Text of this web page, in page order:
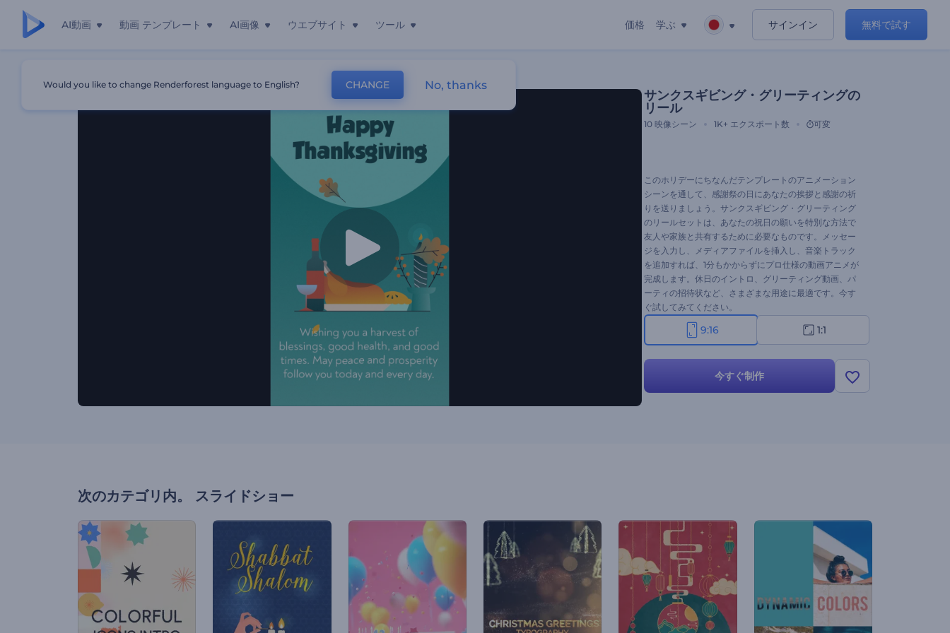
AI動画 動画 テンプレート AI画像 ウエブサイト ツール 価格 学ぶ サインイン 無料で試す
サンクスギビング・グリーティングのリール
サンクスギビング・グリーティングの
リール
10 映像シーン 1K+ エクスポート数 可変
このホリデーにちなんだテンプレートのアニメーション
シーンを通して、感謝祭の日にあなたの挨拶と感謝の祈
りを送りましょう。サンクスギビング・グリーティング
のリールセットは、あなたの祝日の願いを特別な方法で
友人や家族と共有するために必要なものです。メッセー
ジを入力し、メディアファイルを挿入し、音楽トラック
を追加すれば、1分もかからずにプロ仕様の動画アニメが
完成します。休日のイントロ、グリーティング動画、パ
ーティの招待状など、さまざまな用途に最適です。今す
ぐ試してみてください。
9:16 1:1
今すぐ制作
次のカテゴリ内。 スライドショー
Would you like to change Renderforest language to English? CHANGE No, thanks